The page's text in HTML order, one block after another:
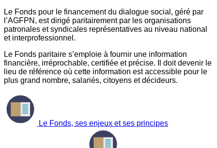
Le Fonds pour le financement du dialogue social, géré par
l’AGFPN, est dirigé paritairement par les organisations
patronales et syndicales représentatives au niveau national
et interprofessionnel.
Le Fonds paritaire s’emploie à fournir une information
financière, irréprochable, certifiée et précise. Il doit devenir le
lieu de référence où cette information est accessible pour le
plus grand nombre, salariés, citoyens et décideurs.
Le Fonds, ses enjeux et ses principes